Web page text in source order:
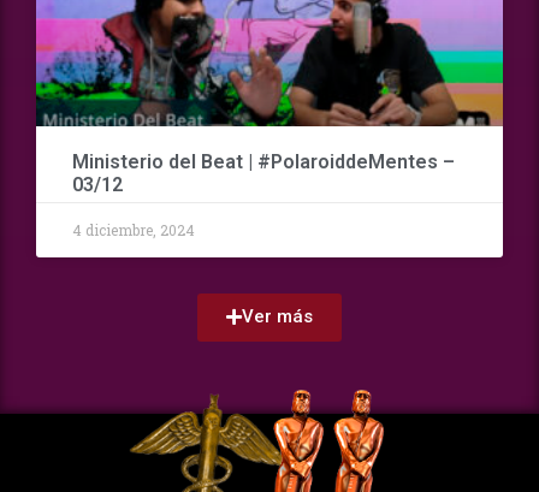
Ministerio del Beat | #PolaroiddeMentes –
03/12
4 diciembre, 2024
Ver más